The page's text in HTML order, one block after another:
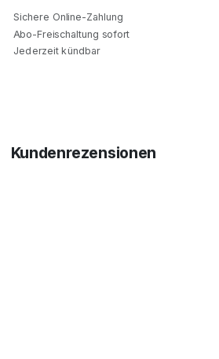
Sichere Online-Zahlung
Abo-Freischaltung sofort
Jederzeit kündbar
Kundenrezensionen